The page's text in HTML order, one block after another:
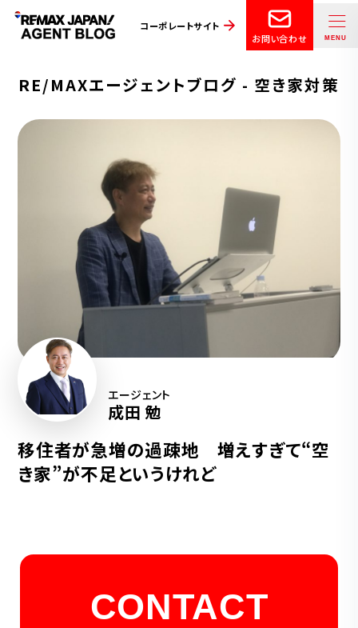
コーポレートサイト
お問い合わせ
RE/MAXエージェントブログ - 空き家対策
エージェント
成田 勉
移住者が急増の過疎地 増えすぎて“空
き家”が不足というけれど
CONTACT